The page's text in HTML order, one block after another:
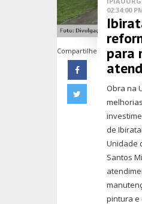
Compartilhe
02:34:00
para
Obra na
de
Unidade
Santos
pintura e